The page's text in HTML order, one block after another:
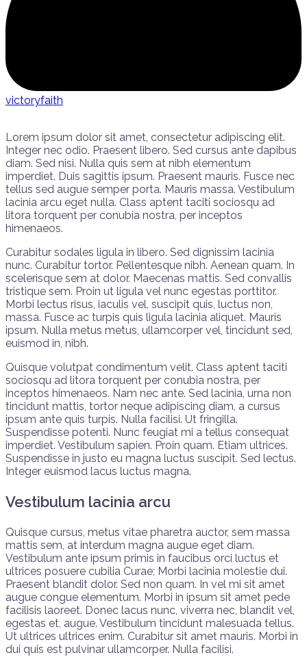
victoryfaith
Lorem ipsum dolor sit amet, consectetur adipiscing elit.
Integer nec odio. Praesent libero. Sed cursus ante dapibus
diam. Sed nisi. Nulla quis sem at nibh elementum
imperdiet. Duis sagittis ipsum. Praesent mauris. Fusce nec
tellus sed augue semper porta. Mauris massa. Vestibulum
lacinia arcu eget nulla. Class aptent taciti sociosqu ad
litora torquent per conubia nostra, per inceptos
himenaeos.
Curabitur sodales ligula in libero. Sed dignissim lacinia
nunc. Curabitur tortor. Pellentesque nibh. Aenean quam. In
scelerisque sem at dolor. Maecenas mattis. Sed convallis
tristique sem. Proin ut ligula vel nunc egestas porttitor.
Morbi lectus risus, iaculis vel, suscipit quis, luctus non,
massa. Fusce ac turpis quis ligula lacinia aliquet. Mauris
ipsum. Nulla metus metus, ullamcorper vel, tincidunt sed,
euismod in, nibh.
Quisque volutpat condimentum velit. Class aptent taciti
sociosqu ad litora torquent per conubia nostra, per
inceptos himenaeos. Nam nec ante. Sed lacinia, urna non
tincidunt mattis, tortor neque adipiscing diam, a cursus
ipsum ante quis turpis. Nulla facilisi. Ut fringilla.
Suspendisse potenti. Nunc feugiat mi a tellus consequat
imperdiet. Vestibulum sapien. Proin quam. Etiam ultrices.
Suspendisse in justo eu magna luctus suscipit. Sed lectus.
Integer euismod lacus luctus magna.
Vestibulum lacinia arcu
Quisque cursus, metus vitae pharetra auctor, sem massa
mattis sem, at interdum magna augue eget diam.
Vestibulum ante ipsum primis in faucibus orci luctus et
ultrices posuere cubilia Curae; Morbi lacinia molestie dui.
Praesent blandit dolor. Sed non quam. In vel mi sit amet
augue congue elementum. Morbi in ipsum sit amet pede
facilisis laoreet. Donec lacus nunc, viverra nec, blandit vel,
egestas et, augue. Vestibulum tincidunt malesuada tellus.
Ut ultrices ultrices enim. Curabitur sit amet mauris. Morbi in
dui quis est pulvinar ullamcorper. Nulla facilisi.